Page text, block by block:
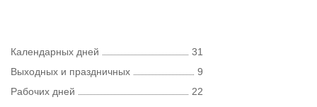
Календарных дней
31
Выходных и праздничных
9
Рабочих дней
22